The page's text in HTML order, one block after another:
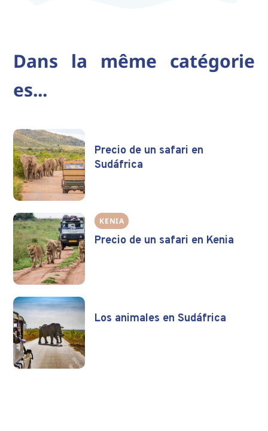
Dans la même catégorie
es...
Precio de un safari en
Sudáfrica
KENIA
Precio de un safari en Kenia
Los animales en Sudáfrica